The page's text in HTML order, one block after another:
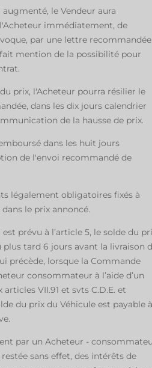
le Vendeur aura
immédiatement, de
par une lettre
mention de la possibilité pour
prix, l'Acheteur pourra résilier le
dans les dix jours calendrier
de la hausse de prix.
dans les huit jours
de l'envoi recommandé de
légalement obligatoires fixés à
le prix annoncé.
prévu à l’article 5, le solde du
plus tard 6 jours avant la livraison
précède, lorsque la Commande
consommateur à l’aide d’un
VII.91 et svts C.D.E. et
du prix du Véhicule est payable à
par un Acheteur -
sans effet, des intérêts de